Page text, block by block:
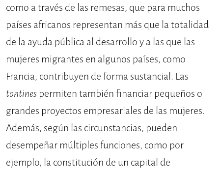
como a través de las remesas, que para muchos
países africanos representan más que la totalidad
de la ayuda pública al desarrollo y a las que las
mujeres migrantes en algunos países, como
Francia, contribuyen de forma sustancial. Las
tontines permiten también financiar pequeños o
grandes proyectos empresariales de las mujeres.
Además, según las circunstancias, pueden
desempeñar múltiples funciones, como por
ejemplo, la constitución de un capital de